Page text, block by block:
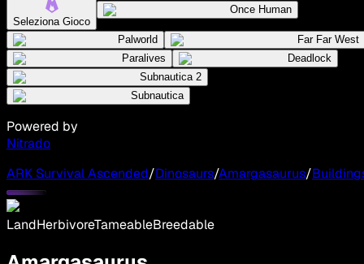
Seleziona Gioco
Once Human
Palworld
Far Far West
Paralives
Deadlock
Subnautica 2
Subnautica
Powered by
Nitrado
ARK Survival Ascended/Dinosaurs/Amargasaurus/
LandHerbivoreTameableBreedable